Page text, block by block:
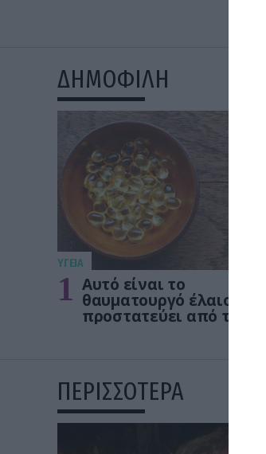
ΔΗΜΟΦΙΛΗ
ΥΓΕΙΑ
1 Αυτό είναι το
θαυματουργό έλαιο που
προστατεύει από το
ΠΕΡΙΣΣΟΤΕΡΑ